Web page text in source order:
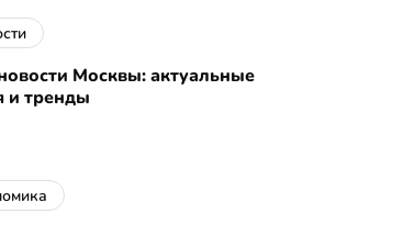
Москвы: актуальные
и тренды